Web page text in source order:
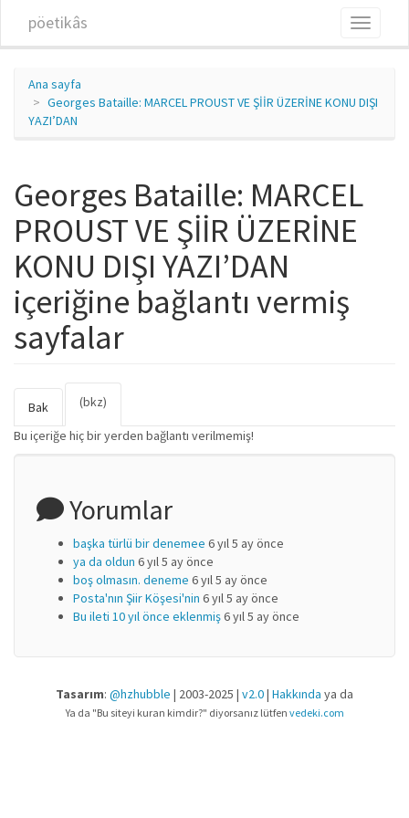
pöetikâs
Toggle
Ana sayfa
Georges Bataille: MARCEL PROUST VE ŞİİR ÜZERİNE KONU DIŞI
YAZI’DAN
Georges Bataille: MARCEL
PROUST VE ŞİİR ÜZERİNE
KONU DIŞI YAZI’DAN
içeriğine bağlantı vermiş
sayfalar
Birincil sekmeler
Bak (bkz)
Bu içeriğe hiç bir yerden bağlantı verilmemiş!
Yorumlar
başka türlü bir denemee 6 yıl 5 ay önce
ya da oldun 6 yıl 5 ay önce
boş olmasın. deneme 6 yıl 5 ay önce
Posta'nın Şiir Köşesi'nin 6 yıl 5 ay önce
Bu ileti 10 yıl önce eklenmiş6 yıl 5 ay önce
Tasarım: @hzhubble | 2003-2025 | v2.0| Hakkında ya da
Ya da "Bu siteyi kuran kimdir?" diyorsanız lütfen vedeki.com